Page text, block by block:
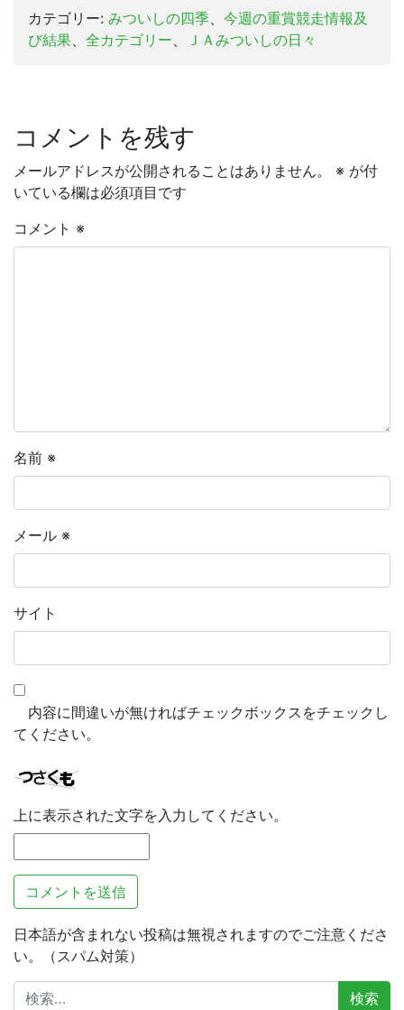
カテゴリー: みついしの四季、 今週の重賞競走情報及
び結果、 全カテゴリー、 ＪＡみついしの日々
コメントを残す
メールアドレスが公開されることはありません。 ※ が付
いている欄は必須項目です
コメント ※
名前 ※
メール ※
サイト
内容に間違いが無ければチェックボックスをチェックし
てください。
上に表示された文字を入力してください。
日本語が含まれない投稿は無視されますのでご注意くださ
い。（スパム対策）
検